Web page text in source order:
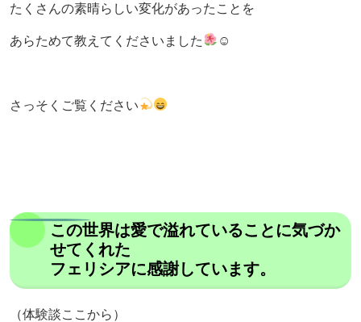
たくさんの素晴らしい変化があったことを
あらためて教えてくださいました ☺
さっそくご覧ください
この世界は愛で溢れていることに気づか
せてくれた
フェリシアに感謝しています。
（体験談ここから）